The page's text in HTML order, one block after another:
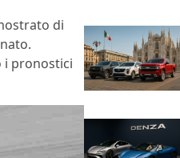
di
i pronostici